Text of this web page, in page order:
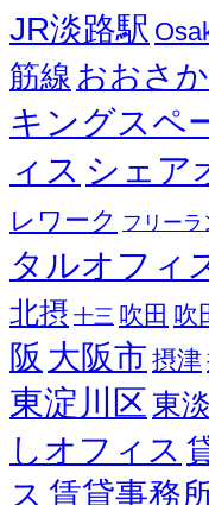
JR淡路駅
筋線 おおさ
キングスペ
ィス シェア
レワーク フリーラ
タルオフィ
北摂 十三 吹田 吹
阪 大阪市 摂津
東淀川区 東
しオフィス
ス 賃貸事務